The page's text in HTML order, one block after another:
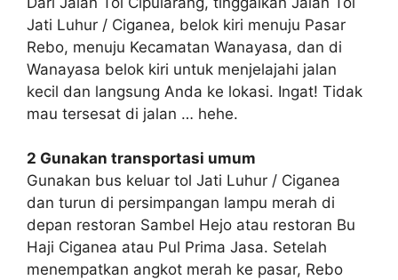
Jati Luhur / Ciganea, belok kiri menuju Pasar
Rebo, menuju Kecamatan Wanayasa, dan di
Wanayasa belok kiri untuk menjelajahi jalan
kecil dan langsung Anda ke lokasi. Ingat! Tidak
mau tersesat di jalan … hehe.
2 Gunakan transportasi umum
Gunakan bus keluar tol Jati Luhur / Ciganea
dan turun di persimpangan lampu merah di
depan restoran Sambel Hejo atau restoran Bu
Haji Ciganea atau Pul Prima Jasa. Setelah
menempatkan angkot merah ke pasar, Rebo